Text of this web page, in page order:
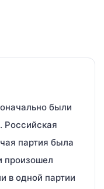
были
Российская
партия была
произошел
в одной партии